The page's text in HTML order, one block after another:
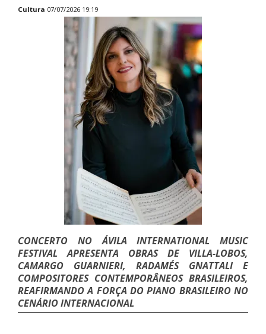
Cultura 07/07/2026 19:19
CONCERTO NO ÁVILA INTERNATIONAL MUSIC
FESTIVAL APRESENTA OBRAS DE VILLA-LOBOS,
CAMARGO GUARNIERI, RADAMÉS GNATTALI E
COMPOSITORES CONTEMPORÂNEOS BRASILEIROS,
REAFIRMANDO A FORÇA DO PIANO BRASILEIRO NO
CENÁRIO INTERNACIONAL